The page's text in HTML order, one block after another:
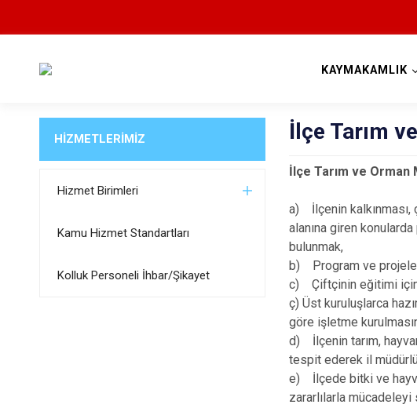
KAYMAKAMLIK
HİZMETLERİMİZ
Hizmet Birimleri
Kamu Hizmet Standartları
Kolluk Personeli İhbar/Şikayet
İlçe Tarım
İlçe Tarım ve
a) İlçenin
alanına giren
bulunmak,
b) Program ve
c) Çiftçinin eğitimi için
ç) Üst kuruluşlarca
göre işletme
d) İlçenin tarım,
tespit ederek il
e) İlçede bitki ve
zararlılarla mücadeleyi